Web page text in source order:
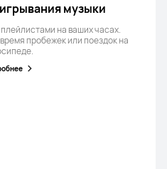
музыки
на ваших часах.
пробежек или поездок на